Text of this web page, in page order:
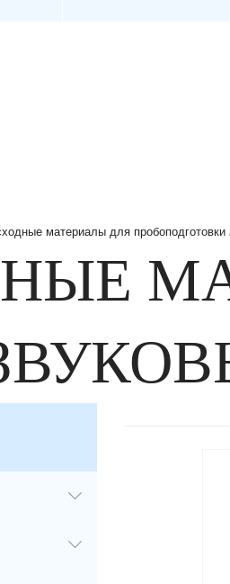
материалы для пробоподготовки